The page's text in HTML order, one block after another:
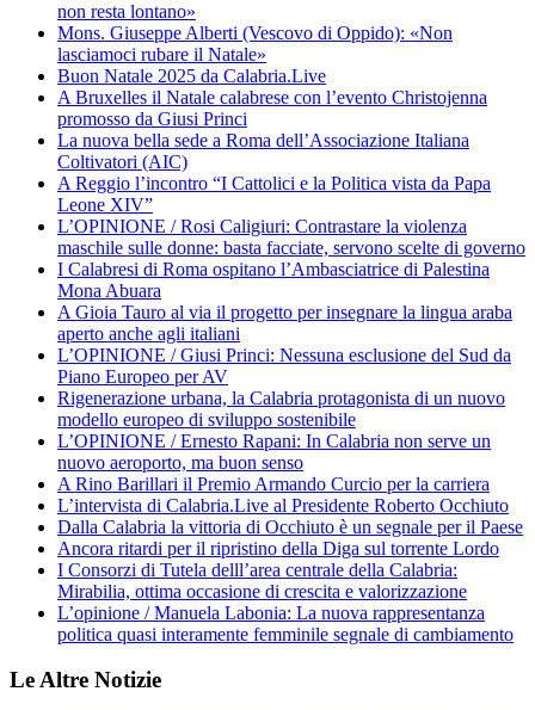
non resta lontano»
Mons. Giuseppe Alberti (Vescovo di Oppido): «Non
lasciamoci rubare il Natale»
Buon Natale 2025 da Calabria.Live
A Bruxelles il Natale calabrese con l’evento Christojenna
promosso da Giusi Princi
La nuova bella sede a Roma dell’Associazione Italiana
Coltivatori (AIC)
A Reggio l’incontro “I Cattolici e la Politica vista da Papa
Leone XIV”
L’OPINIONE / Rosi Caligiuri: Contrastare la violenza
maschile sulle donne: basta facciate, servono scelte di governo
I Calabresi di Roma ospitano l’Ambasciatrice di Palestina
Mona Abuara
A Gioia Tauro al via il progetto per insegnare la lingua araba
aperto anche agli italiani
L’OPINIONE / Giusi Princi: Nessuna esclusione del Sud da
Piano Europeo per AV
Rigenerazione urbana, la Calabria protagonista di un nuovo
modello europeo di sviluppo sostenibile
L’OPINIONE / Ernesto Rapani: In Calabria non serve un
nuovo aeroporto, ma buon senso
A Rino Barillari il Premio Armando Curcio per la carriera
L’intervista di Calabria.Live al Presidente Roberto Occhiuto
Dalla Calabria la vittoria di Occhiuto è un segnale per il Paese
Ancora ritardi per il ripristino della Diga sul torrente Lordo
I Consorzi di Tutela delll’area centrale della Calabria:
Mirabilia, ottima occasione di crescita e valorizzazione
L’opinione / Manuela Labonia: La nuova rappresentanza
politica quasi interamente femminile segnale di cambiamento
Le Altre Notizie